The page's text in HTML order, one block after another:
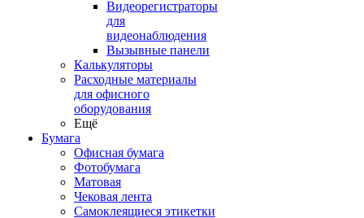
Видеорегистраторы
для
видеонаблюдения
Вызывные панели
Калькуляторы
Расходные материалы
для офисного
оборудования
Ещё
Бумага
Офисная бумага
Фотобумага
Матовая
Чековая лента
Самоклеящиеся этикетки